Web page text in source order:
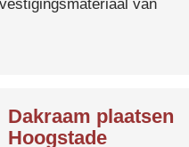
van
Dakraam plaatsen
Hoogstade